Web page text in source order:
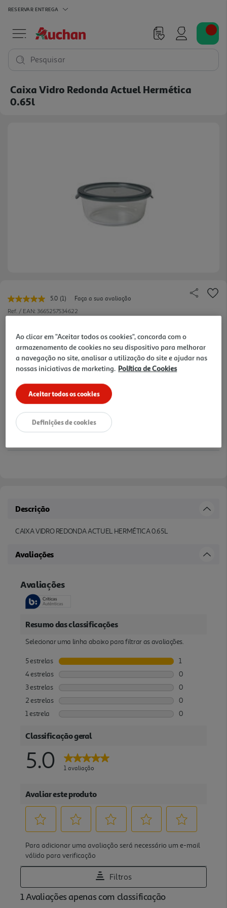
RESERVAR ENTREGA
Pesquisar
Caixa Vidro Redonda Actuel Hermética
0.65l
5.0 Leu
uma
avaliação.
para
a
mesma
página.
(1)
Faça a sua avaliação
Ref. / EAN: 3665257534622
3,49 €
Notas de preparação
Descrição
CAIXA VIDRO REDONDA ACTUEL HERMÉTICA 0.65L
Avaliações
Ao clicar em "Aceitar todos os cookies", concorda com o
armazenamento de cookies no seu dispositivo para melhorar
a navegação no site, analisar a utilização do site e ajudar nas
nossas iniciativas de marketing. Política de Cookies
Aceitar todos os cookies
Definições de cookies